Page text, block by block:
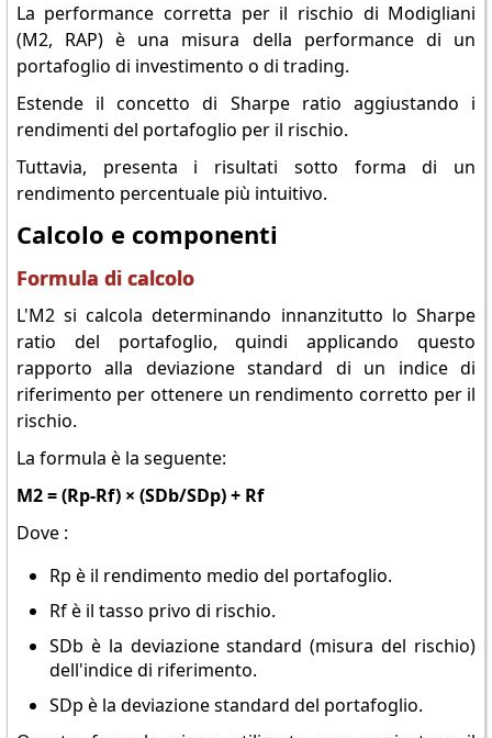
La performance corretta per il rischio di Modigliani
(M2, RAP) è una misura della performance di un
portafoglio di investimento o di trading.
Estende il concetto di Sharpe ratio aggiustando i
rendimenti del portafoglio per il rischio.
Tuttavia, presenta i risultati sotto forma di un
rendimento percentuale più intuitivo.
Calcolo e componenti
Formula di calcolo
L'M2 si calcola determinando innanzitutto lo Sharpe
ratio del portafoglio, quindi applicando questo
rapporto alla deviazione standard di un indice di
riferimento per ottenere un rendimento corretto per il
rischio.
La formula è la seguente:
M2 = (Rp-Rf) × (SDb/SDp) + Rf
Dove :
Rp è il rendimento medio del portafoglio.
Rf è il tasso privo di rischio.
SDb è la deviazione standard (misura del rischio)
dell'indice di riferimento.
SDp è la deviazione standard del portafoglio.